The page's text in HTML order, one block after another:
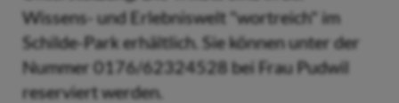
Wissens- und Erlebniswelt "wortreich" im
Schilde-Park erhältlich. Sie können unter der
Nummer 0176/62324528 bei Frau Pudwil
reserviert werden.